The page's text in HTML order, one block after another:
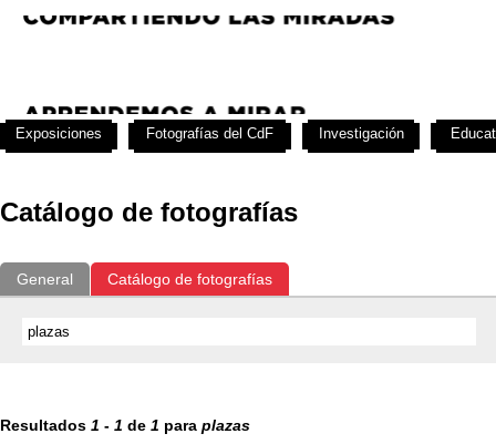
Catálogo de fotografías
General Catálogo de fotografías
Resultados 1 - 1 de 1 para plazas
Exposiciones Fotografías del CdF Investigación